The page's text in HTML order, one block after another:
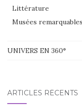
Littérature
Musées remarquables
UNIVERS EN 360°
ARTICLES RÉCENTS